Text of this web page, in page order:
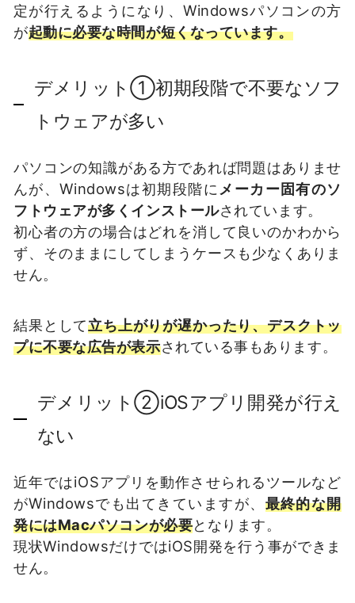
定が行えるようになり、Windowsパソコンの方
が起動に必要な時間が短くなっています。
デメリット①初期段階で不要なソフ
トウェアが多い
パソコンの知識がある方であれば問題はありませ
んが、Windowsは初期段階に メーカー固有のソ
フトウェアが多くインストールされています。
初心者の方の場合はどれを消して良いのかわから
ず、そのままにしてしまうケースも少なくありま
せん。
結果として立ち上がりが遅かったり、デスクトッ
プに不要な広告が表示されている事もあります。
デメリット②iOSアプリ開発が行え
ない
近年ではiOSアプリを動作させられるツールなど
がWindowsでも出てきていますが、 最終的な開
発にはMacパソコンが必要となります。
現状WindowsだけではiOS開発を行う事ができま
せん。